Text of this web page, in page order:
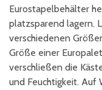
Eurostapelbehälter
platzsparend lagern.
verschiedenen
Größe einer
verschließen die
und Feuchtigkeit. Auf